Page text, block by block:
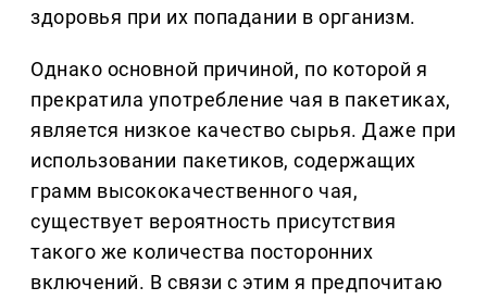
здоровья при их попадании в организм.
Однако основной причиной, по которой я
прекратила употребление чая в пакетиках,
является низкое качество сырья. Даже при
использовании пакетиков, содержащих
грамм высококачественного чая,
существует вероятность присутствия
такого же количества посторонних
включений. В связи с этим я предпочитаю